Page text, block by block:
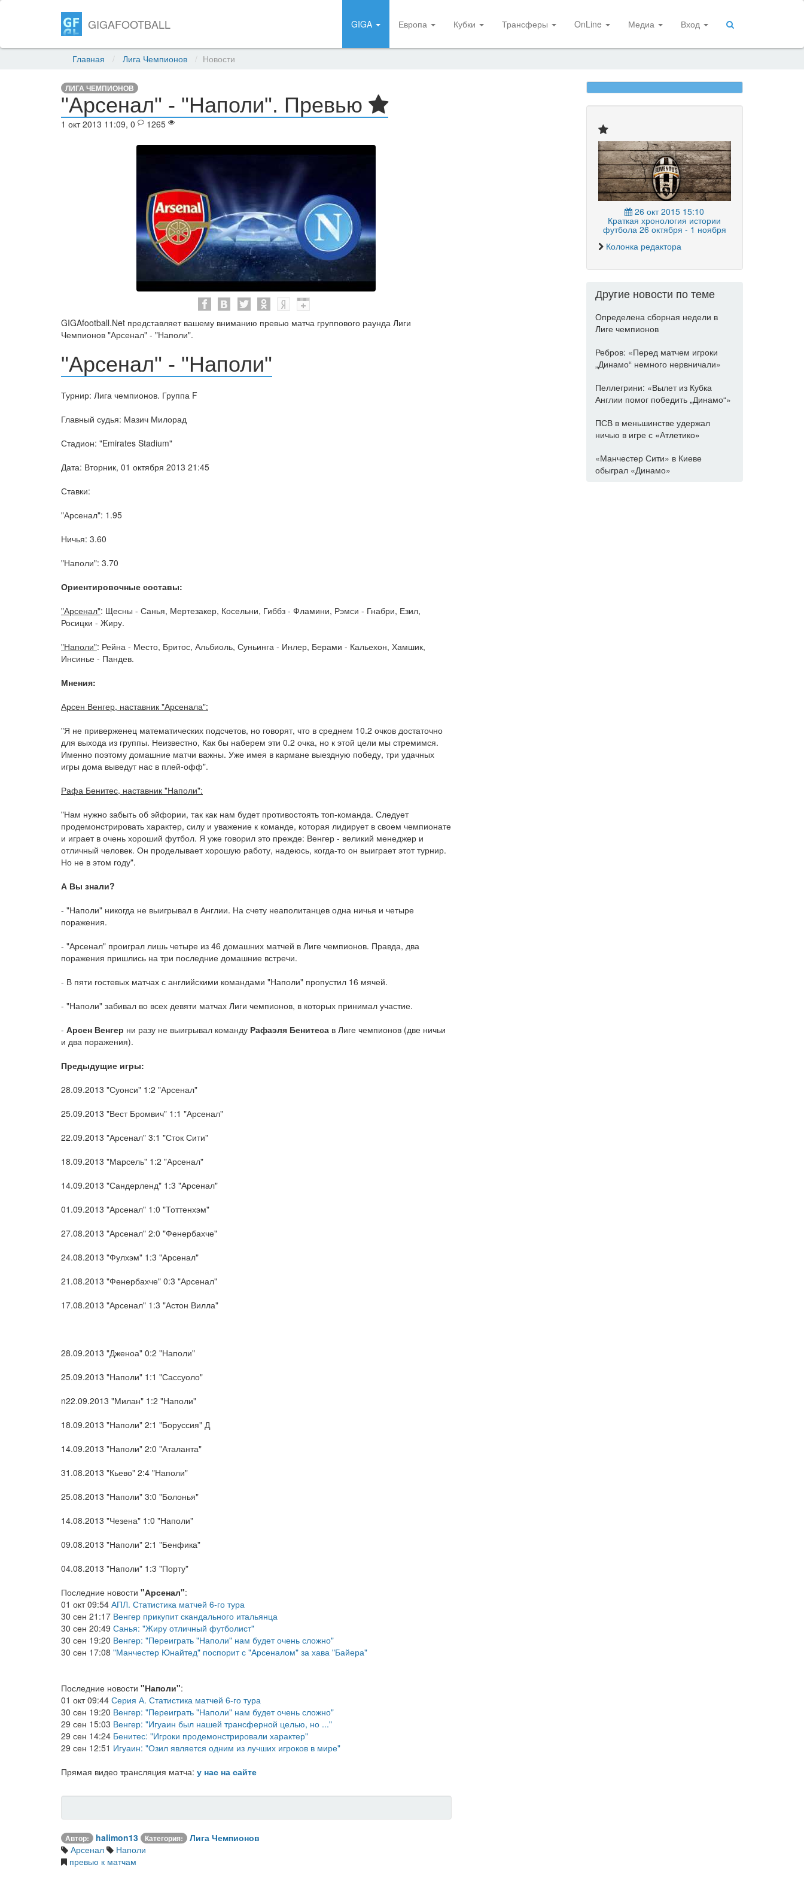
GIGAFOOTBALL GIGA Европа Кубки Трансферы OnLine Медиа Вход
Главная Лига Чемпионов Новости
ЛИГА ЧЕМПИОНОВ
"Арсенал" - "Наполи". Превью
1 окт 2013 11:09, 0 1265
GIGAfootball.Net представляет вашему вниманию превью матча группового раунда Лиги
Чемпионов "Арсенал" - "Наполи".
"Арсенал" - "Наполи"
Турнир: Лига чемпионов. Группа F
Главный судья: Мазич Милорад
Стадион: "Emirates Stadium"
Дата: Вторник, 01 октября 2013 21:45
Ставки:
"Арсенал": 1.95
Ничья: 3.60
"Наполи": 3.70
Ориентировочные составы:
"Арсенал": Щесны - Санья, Мертезакер, Косельни, Гиббз - Фламини, Рэмси - Гнабри, Езил,
Росицки - Жиру.
"Наполи": Рейна - Место, Бритос, Альбиоль, Суньинга - Инлер, Берами - Кальехон, Хамшик,
Инсинье - Пандев.
Мнения:
Арсен Венгер, наставник "Арсенала":
"Я не приверженец математических подсчетов, но говорят, что в среднем 10.2 очков достаточно
для выхода из группы. Неизвестно, Как бы наберем эти 0.2 очка, но к этой цели мы стремимся.
Именно поэтому домашние матчи важны. Уже имея в кармане выездную победу, три удачных
игры дома выведут нас в плей-офф".
Рафа Бенитес, наставник "Наполи":
"Нам нужно забыть об эйфории, так как нам будет противостоять топ-команда. Следует
продемонстрировать характер, силу и уважение к команде, которая лидирует в своем чемпионате
и играет в очень хороший футбол. Я уже говорил это прежде: Венгер - великий менеджер и
отличный человек. Он проделывает хорошую работу, надеюсь, когда-то он выиграет этот турнир.
Но не в этом году".
А Вы знали?
- "Наполи" никогда не выигрывал в Англии. На счету неаполитанцев одна ничья и четыре
поражения.
- "Арсенал" проиграл лишь четыре из 46 домашних матчей в Лиге чемпионов. Правда, два
поражения пришлись на три последние домашние встречи.
- В пяти гостевых матчах с английскими командами "Наполи" пропустил 16 мячей.
- "Наполи" забивал во всех девяти матчах Лиги чемпионов, в которых принимал участие.
- Арсен Венгер ни разу не выигрывал команду Рафаэля Бенитеса в Лиге чемпионов (две ничьи
и два поражения).
Предыдущие игры:
28.09.2013 "Суонси" 1:2 "Арсенал"
25.09.2013 "Вест Бромвич" 1:1 "Арсенал"
22.09.2013 "Арсенал" 3:1 "Сток Сити"
18.09.2013 "Марсель" 1:2 "Арсенал"
14.09.2013 "Сандерленд" 1:3 "Арсенал"
01.09.2013 "Арсенал" 1:0 "Тоттенхэм"
27.08.2013 "Арсенал" 2:0 "Фенербахче"
24.08.2013 "Фулхэм" 1:3 "Арсенал"
21.08.2013 "Фенербахче" 0:3 "Арсенал"
17.08.2013 "Арсенал" 1:3 "Астон Вилла"
28.09.2013 "Дженоа" 0:2 "Наполи"
25.09.2013 "Наполи" 1:1 "Сассуоло"
n22.09.2013 "Милан" 1:2 "Наполи"
18.09.2013 "Наполи" 2:1 "Боруссия" Д
14.09.2013 "Наполи" 2:0 "Аталанта"
31.08.2013 "Кьево" 2:4 "Наполи"
25.08.2013 "Наполи" 3:0 "Болонья"
14.08.2013 "Чезена" 1:0 "Наполи"
09.08.2013 "Наполи" 2:1 "Бенфика"
04.08.2013 "Наполи" 1:3 "Порту"
Последние новости "Арсенал":
01 окт 09:54 АПЛ. Статистика матчей 6-го тура
30 сен 21:17 Венгер прикупит скандального итальянца
30 сен 20:49 Санья: "Жиру отличный футболист"
30 сен 19:20 Венгер: "Переиграть "Наполи" нам будет очень сложно"
30 сен 17:08 "Манчестер Юнайтед" поспорит с "Арсеналом" за хава "Байера"
Последние новости "Наполи":
01 окт 09:44 Серия А. Статистика матчей 6-го тура
30 сен 19:20 Венгер: "Переиграть "Наполи" нам будет очень сложно"
29 сен 15:03 Венгер: "Игуаин был нашей трансферной целью, но ..."
29 сен 14:24 Бенитес: "Игроки продемонстрировали характер"
29 сен 12:51 Игуаин: "Озил является одним из лучших игроков в мире"
Прямая видео трансляция матча: у нас на сайте
Автор: halimon13 Категория:
Лига Чемпионов
Арсенал
Наполи
превью к матчам
26 окт 2015 15:10
Краткая хронология истории
футбола 26 октября - 1 ноября
Колонка редактора
Другие новости по теме
Определена сборная недели в
Лиге чемпионов
Ребров: «Перед матчем игроки
„Динамо“ немного нервничали»
Пеллегрини: «Вылет из Кубка
Англии помог победить „Динамо“»
ПСВ в меньшинстве удержал
ничью в игре с «Атлетико»
«Манчестер Сити» в Киеве
обыграл «Динамо»